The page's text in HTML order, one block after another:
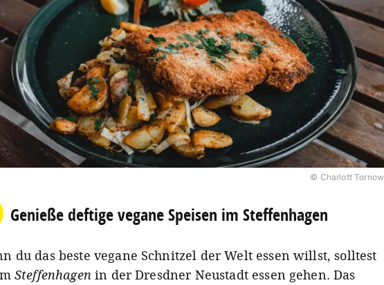
© Charlott Tornow
Genieße deftige vegane Speisen im Steffenhagen
du das beste vegane Schnitzel der Welt essen willst, solltest
Steffenhagenin der Dresdner Neustadt essen gehen. Das